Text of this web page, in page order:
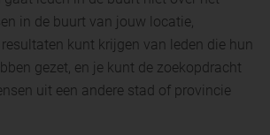
in de buurt van jouw locatie,
kunt krijgen van leden die hun
gezet, en je kunt de zoekopdracht
uit een andere stad of provincie